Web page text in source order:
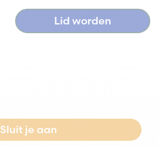
Lid worden
Sluit je aan